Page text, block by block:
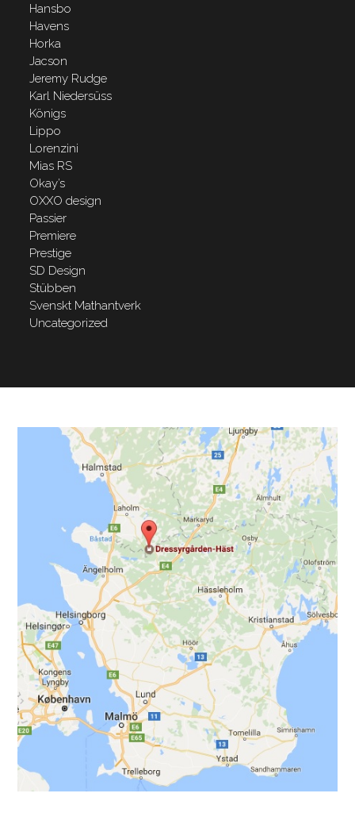
Hansbo
Havens
Horka
Jacson
Jeremy Rudge
Karl Niedersüss
Königs
Lippo
Lorenzini
Mias RS
Okay’s
OXXO design
Passier
Premiere
Prestige
SD Design
Stübben
Svenskt Mathantverk
Uncategorized